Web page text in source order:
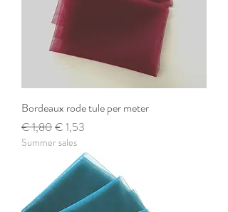
Bordeaux rode tule per meter
Normale prijs
€ 1,80Verkoopprijs
€ 1,53
Summer sales